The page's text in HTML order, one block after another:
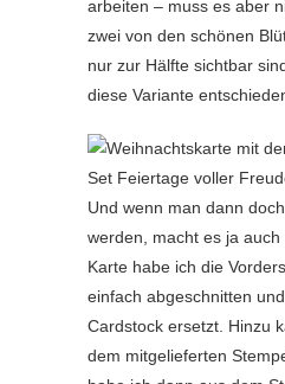
arbeiten – muss es aber
zwei von den schönen
nur zur Hälfte sichtbar
diese Variante
Und wenn man dann
werden, macht es ja
Karte habe ich die
einfach abgeschnitten
Cardstock ersetzt. Hinzu
dem mitgelieferten